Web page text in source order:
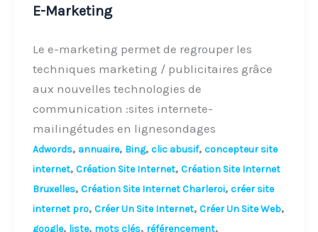
E-Marketing
Le e-marketing permet de regrouper les
techniques marketing / publicitaires grâce
aux nouvelles technologies de
communication :sites internete-
mailingétudes en lignesondages
Adwords, annuaire, Bing, clic abusif, concepteur site
internet, Création Site Internet, Création Site Internet
Bruxelles, Création Site Internet Charleroi, créer site
internet pro, Créer Un Site Internet, Créer Un Site Web,
google, liste, mots clés, référencement,